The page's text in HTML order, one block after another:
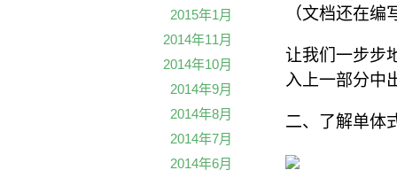
（文档还在编
让我们一步步
入上一部分中
二、了解单体
2015年1月
2014年11月
2014年10月
2014年9月
2014年8月
2014年7月
2014年6月